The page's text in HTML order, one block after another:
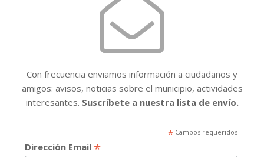
Con frecuencia enviamos información a ciudadanos y
amigos: avisos, noticias sobre el municipio, actividades
interesantes. Suscríbete a nuestra lista de envío.
*Campos requeridos
Dirección Email *